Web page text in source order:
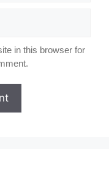
in this browser for